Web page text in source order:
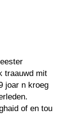
traauwd mit
joar n kroeg
of en tou